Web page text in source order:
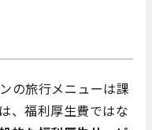
の旅行メニューは課
、福利厚生費ではな